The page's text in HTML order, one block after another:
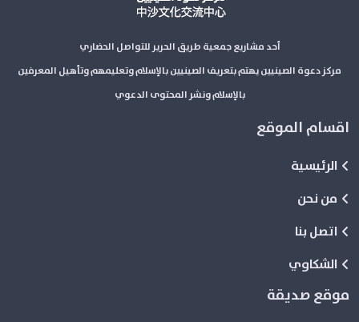
أحد مشاريع جمعية طريق الحرير للتواصل الحضاري
مركز دعوة الصينيين يهتم بتعريف الصينيين بالإسلام وتعليمهم وتأهيل المعرفين
بالإسلام ونشر المحتوى الدعوي
اقسام الموقع
الرئيسية
من نحن
اتصل بنا
الشكاوي
موقع صديقة